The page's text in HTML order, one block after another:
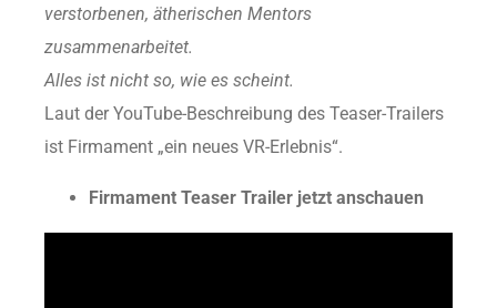
verstorbenen, ätherischen Mentors
zusammenarbeitet.
Alles ist nicht so, wie es scheint.
Laut der YouTube-Beschreibung des Teaser-Trailers
ist Firmament „ein neues VR-Erlebnis“.
Firmament Teaser Trailer jetzt anschauen